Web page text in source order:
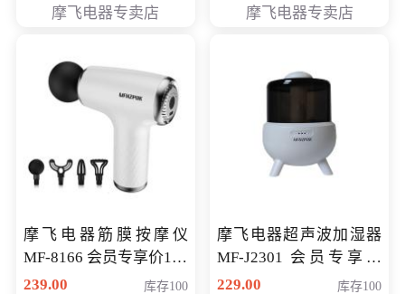
摩飞电器专卖店 摩飞电器专卖店
摩飞电器筋膜按摩仪
MF-8166 会员专享价168
元
239.00 库存100
摩飞电器超声波加湿器
MF-J2301 会员专享价
168元
229.00 库存100